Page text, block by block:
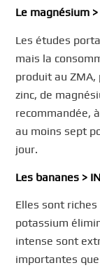
Le magnésium >
Les études
mais la
produit au ZMA,
zinc, de
recommandée,
au moins sept
jour.
Les bananes >
Elles sont
potassium
intense sont
importantes